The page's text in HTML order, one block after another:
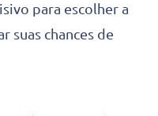
para escolher a
suas chances de